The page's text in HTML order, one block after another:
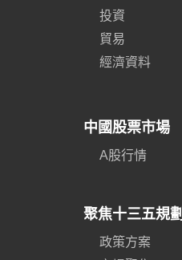
投資
貿易
經濟資料
中國股票市場
A股行情
聚焦十三五規劃
政策方案